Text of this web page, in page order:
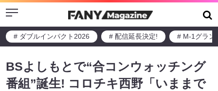
Menu
# ダブルインパクト2026 # 配信延長決定! # M-1グラン
BSよしもとで“合コンウォッチング
番組”誕生! コロチキ西野「いままで